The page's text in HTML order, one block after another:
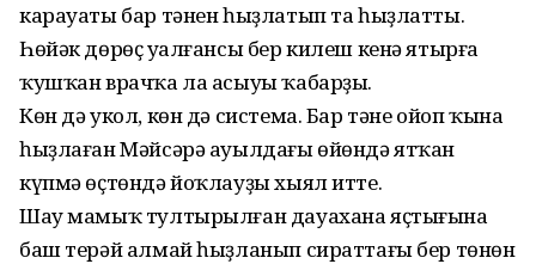
карауаты бар тәнен һыҙлатып та һыҙлатты.
Һөйәк дөрөҫ уңалғансы бер килеш кенә ятырға
ҡушҡан врачҡа ла асыуы ҡабарҙы.
Көн дә укол, көн дә система. Бар тәне ойоп ҡына
һыҙлаған Мәйсәрә ауылдағы өйөндә ятҡан
күпмә өҫтөндә йоҡлауҙы хыял итте.
Шау мамыҡ тултырылған дауахана яҫтығына
баш терәй алмай һыҙланып сираттағы бер төнөн